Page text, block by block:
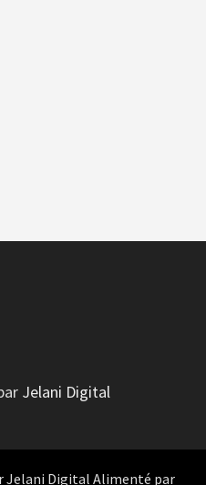
Jelani Digital
Jelani Digital Alimenté par